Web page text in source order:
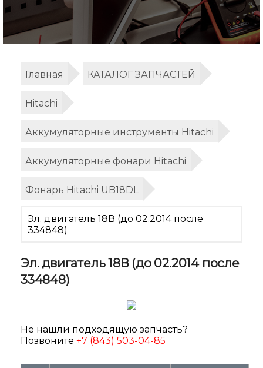
Главная КАТАЛОГ ЗАПЧАСТЕЙ
Hitachi
Аккумуляторные инструменты Hitachi
Аккумуляторные фонари Hitachi
Фонарь Hitachi UB18DL
Эл. двигатель 18В (до 02.2014 после
334848)
Эл. двигатель 18В (до 02.2014 после
334848)
Не нашли подходящую запчасть?
Позвоните +7 (843) 503-04-85